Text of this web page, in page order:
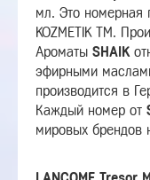
мл. Это номерная
KOZMETIK TM.
Ароматы SHAIK
эфирными
производится в
Каждый номер от
мировых брендов